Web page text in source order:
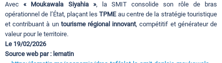
Avec« Moukawala Siyahia », la SMIT consolide son rôle de bras
opérationnel de l’État, plaçant lesTPMEau centre de la stratégie touristique
et contribuant à un tourisme régional innovant, compétitif et générateur de
valeur pour le territoire.
Le 19/02/2026
Source web par : lematin